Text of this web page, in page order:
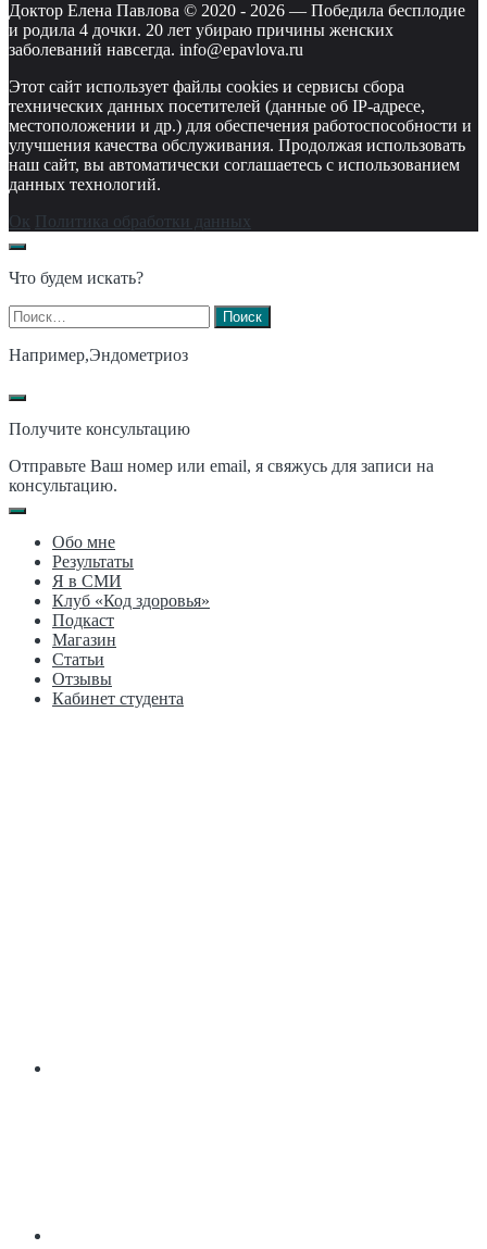
Доктор Елена Павлова © 2020 - 2026 — Победила бесплодие
и родила 4 дочки. 20 лет убираю причины женских
заболеваний навсегда. info@epavlova.ru
Этот сайт использует файлы cookies и сервисы сбора
технических данных посетителей (данные об IP-адресе,
местоположении и др.) для обеспечения работоспособности и
улучшения качества обслуживания. Продолжая использовать
наш сайт, вы автоматически соглашаетесь с использованием
данных технологий.
Ок Политика обработки данных
Что будем искать?
Найти:
Например,Эндометриоз
Получите консультацию
Отправьте Ваш номер или email, я свяжусь для записи на
консультацию.
Обо мне
Результаты
Я в СМИ
Клуб «Код здоровья»
Подкаст
Магазин
Статьи
Отзывы
Кабинет студента